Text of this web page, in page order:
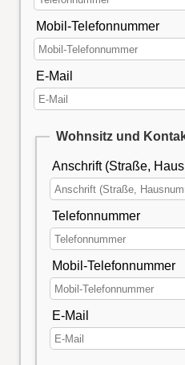
Mobil-Telefonnummer
E-Mail
Wohnsitz und
Anschrift (Straße,
Telefonnummer
Mobil-Telefonnummer
E-Mail